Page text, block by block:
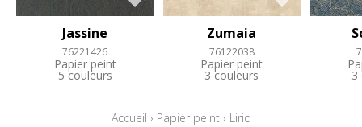
Jassine
76221426
Papier peint
5 couleurs
Zumaia
76122038
Papier peint
3 couleurs 3
Accueil › Papier peint › Lirio